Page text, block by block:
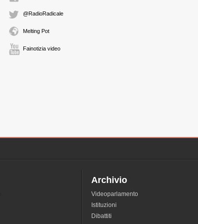
@RadioRadicale
Melting Pot
Fainotizia video
Archivio
Videoparlamento
Istituzioni
Dibattiti